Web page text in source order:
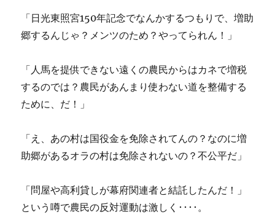
「日光東照宮150年記念でなんかするつもりで、増助
郷するんじゃ？メンツのため？やってられん！」
「人馬を提供できない遠くの農民からはカネで増税
するのでは？農民があんまり使わない道を整備する
ために、だ！」
「え、あの村は国役金を免除されてんの？なのに増
助郷があるオラの村は免除されないの？不公平だ」
「問屋や高利貸しが幕府関連者と結託したんだ！」
という噂で農民の反対運動は激しく････。